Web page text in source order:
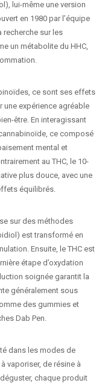
lui-même une version
en 1980 par l’équipe
recherche sur les
un métabolite du HHC,
ce sont ses effets
expérience agréable
être. En interagissant
ce composé
mental et
au THC, le 10-
plus douce, avec une
équilibrés.
sur des méthodes
est transformé en
Ensuite, le THC est
étape d’oxydation
soignée garantit la
généralement sous
des gummies et
Dab Pen.
dans les modes de
vaporiser, de résine à
chaque produit